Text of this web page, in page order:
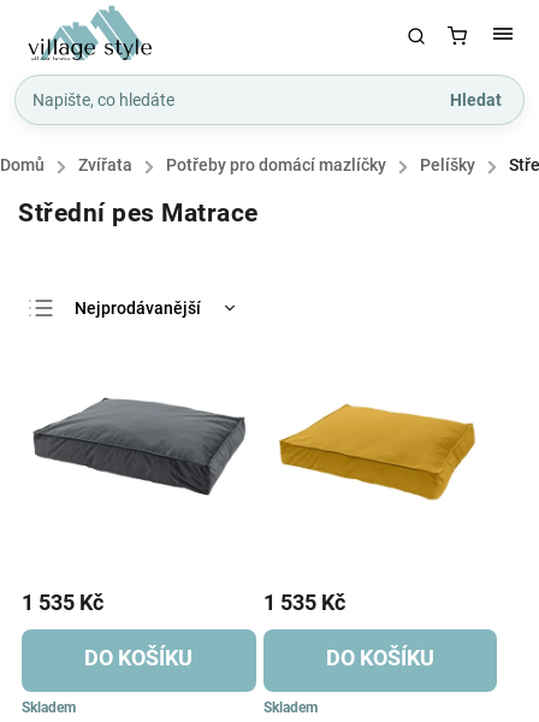
Hledat
Domů / Zvířata / Potřeby pro domácí mazlíčky / Pelíšky /
Střední pes Matrace
Nejprodávanější
Abecedně
Skladem
1 535 Kč
DO KOŠÍKU
Skladem
1 535 Kč
DO KOŠÍKU